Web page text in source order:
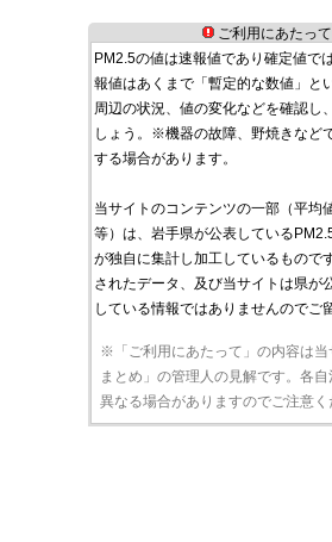
ご利用にあたって
PM2.5の値は速報値であり確定値で
報値はあくまで「暫定的な数値」と
周辺の状況、値の変化などを確認し
しょう。※機器の故障、野焼きなど
する場合があります。
当サイトのコンテンツの一部（平均
等）は、岩手県が公表している
が独自に集計し加工しているもので
されたデータ、及び当サイトは県が
している情報ではありませんのでご
※「ご利用にあたって」の内容は当
まとめ」の管理人の見解です。各
異なる場合がありますのでご注意く